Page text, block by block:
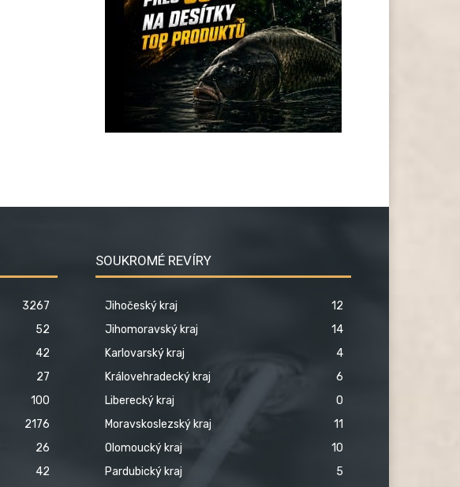
3267
52
42
27
100
2176
26
42
SOUKROMÉ REVÍRY
Jihočeský kraj
12
Jihomoravský kraj
14
Karlovarský kraj
4
Královehradecký kraj
6
Liberecký kraj
0
Moravskoslezský kraj
11
Olomoucký kraj
10
Pardubický kraj
5